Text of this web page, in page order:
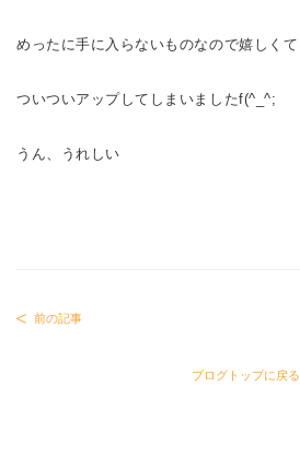
めったに手に入らないものなので嬉しくて
ついついアップしてしまいましたf(^_^;
うん、うれしい
前の記事
ブログトップに戻る